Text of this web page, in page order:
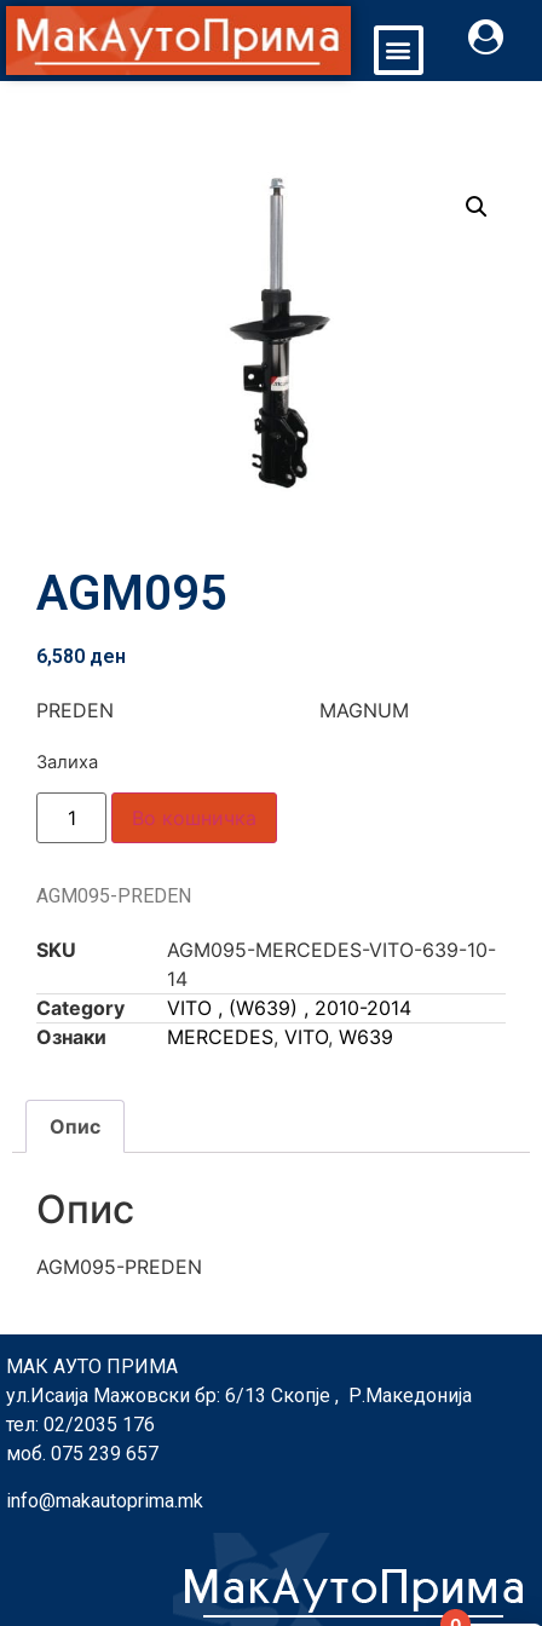
AGM095
6,580 ден
PREDEN MAGNUM
Залиха
Во кошничка
AGM095-PREDEN
SKU
AGM095-MERCEDES-VITO-639-10-
14
Category
VITO , (W639) , 2010-2014
Ознаки
MERCEDES, VITO, W639
Опис
Опис
AGM095-PREDEN
МАК АУТО ПРИМА
ул.Исаија Мажовски бр: 6/13 Скопје , Р.Македонија
тел: 02/2035 176
моб. 075 239 657
info@makautoprima.mk